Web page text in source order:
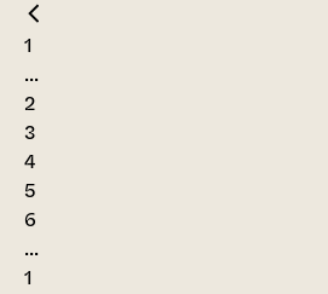
1
...
2
3
4
5
6
...
1